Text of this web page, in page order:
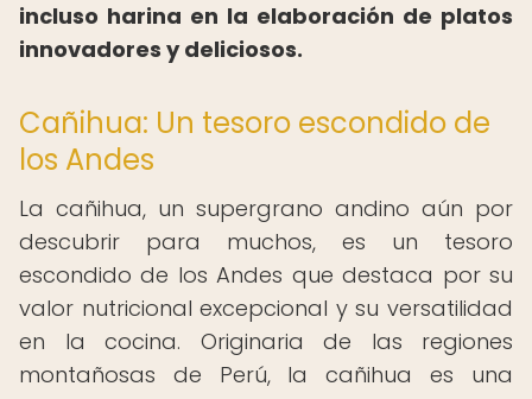
incluso harina en la elaboración de platos
innovadores y deliciosos.
Cañihua: Un tesoro escondido de
los Andes
La cañihua, un supergrano andino aún por
descubrir para muchos, es un tesoro
escondido de los Andes que destaca por su
valor nutricional excepcional y su versatilidad
en la cocina. Originaria de las regiones
montañosas de Perú, la cañihua es una